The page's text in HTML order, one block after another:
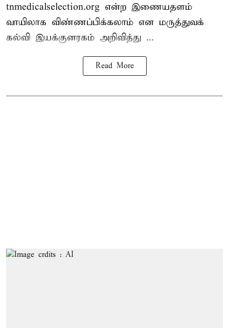
tnmedicalselection.org என்ற இணையதளம்
வாயிலாக விண்ணப்பிக்கலாம் என மருத்துவக்
கல்வி இயக்குனரகம் அறிவித்து ...
Read More